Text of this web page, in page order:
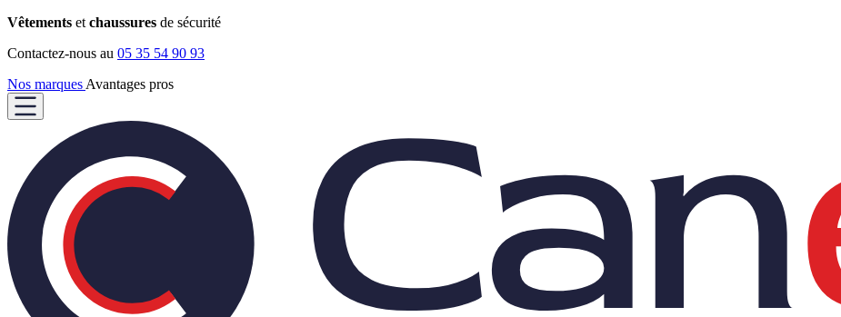
Vêtements et chaussures de sécurité
Contactez-nous au 05 35 54 90 93
Nos marques Avantages pros